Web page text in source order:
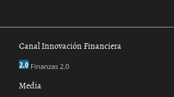
Canal Innovación Financiera
Finanzas 2.0
Media